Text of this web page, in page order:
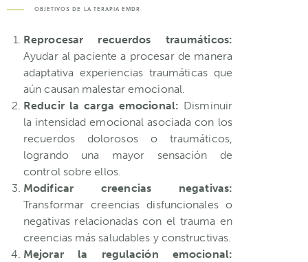
OBJETIVOS DE LA TERAPIA EMDR
Reprocesar recuerdos traumáticos:
Ayudar al paciente a procesar de manera
adaptativa experiencias traumáticas que
aún causan malestar emocional.
Reducir la carga emocional: Disminuir
la intensidad emocional asociada con los
recuerdos dolorosos o traumáticos,
logrando una mayor sensación de
control sobre ellos.
Modificar creencias negativas:
Transformar creencias disfuncionales o
negativas relacionadas con el trauma en
creencias más saludables y constructivas.
Mejorar la regulación emocional: